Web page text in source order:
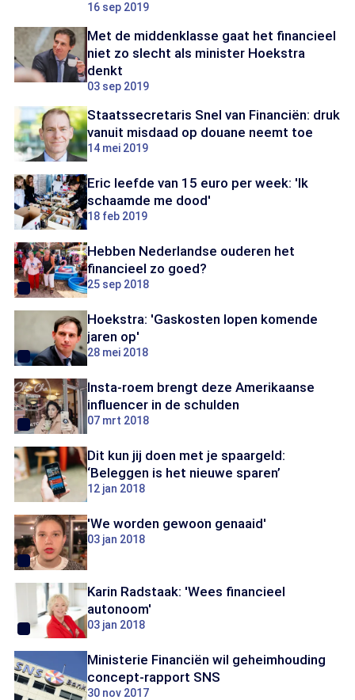
16 sep 2019
Met de middenklasse gaat het financieel
niet zo slecht als minister Hoekstra
denkt
03 sep 2019
Staatssecretaris Snel van Financiën: druk
vanuit misdaad op douane neemt toe
14 mei 2019
Eric leefde van 15 euro per week: 'Ik
schaamde me dood'
18 feb 2019
Hebben Nederlandse ouderen het
financieel zo goed?
25 sep 2018
Hoekstra: 'Gaskosten lopen komende
jaren op'
28 mei 2018
Insta-roem brengt deze Amerikaanse
influencer in de schulden
07 mrt 2018
Dit kun jij doen met je spaargeld:
‘Beleggen is het nieuwe sparen’
12 jan 2018
'We worden gewoon genaaid'
03 jan 2018
Karin Radstaak: 'Wees financieel
autonoom'
03 jan 2018
Ministerie Financiën wil geheimhouding
concept-rapport SNS
30 nov 2017